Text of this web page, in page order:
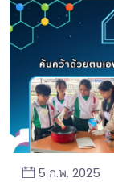
5 ก.พ. 2025